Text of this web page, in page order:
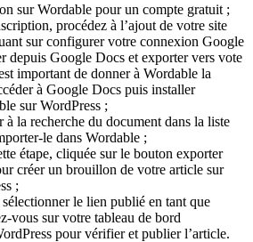
sur Wordable pour un compte gratuit ;
procédez à l’ajout de votre site
sur configurer votre connexion Google
depuis Google Docs et exporter vers vote
important de donner à Wordable la
à Google Docs puis installer
sur WordPress ;
à la recherche du document dans la liste
le dans Wordable ;
étape, cliquée sur le bouton exporter
créer un brouillon de votre article sur
;
le lien publié en tant que
vous sur votre tableau de bord
pour vérifier et publier l’article.